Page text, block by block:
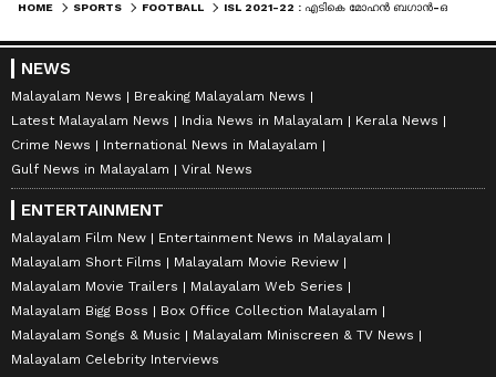
HOME SPORTS FOOTBALL
NEWS
Malayalam News
Breaking Malayalam News
Latest Malayalam News
India News in Malayalam
Kerala News
Crime News
International News in Malayalam
Gulf News in Malayalam
Viral News
ENTERTAINMENT
Malayalam Film New
Entertainment News in Malayalam
Malayalam Short Films
Malayalam Movie Review
Malayalam Movie Trailers
Malayalam Web Series
Malayalam Bigg Boss
Box Office Collection Malayalam
Malayalam Songs & Music
Malayalam Miniscreen & TV News
Malayalam Celebrity Interviews